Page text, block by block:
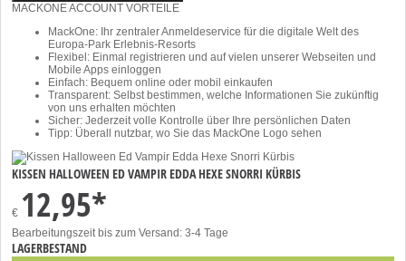
MACKONE ACCOUNT VORTEILE
MackOne: Ihr zentraler Anmeldeservice für die digitale Welt des
Europa-Park Erlebnis-Resorts
Flexibel: Einmal registrieren und auf vielen unserer Webseiten und
Mobile Apps einloggen
Einfach: Bequem online oder mobil einkaufen
Transparent: Selbst bestimmen, welche Informationen Sie zukünftig
von uns erhalten möchten
Sicher: Jederzeit volle Kontrolle über Ihre persönlichen Daten
Tipp: Überall nutzbar, wo Sie das MackOne Logo sehen
KISSEN HALLOWEEN ED VAMPIR EDDA HEXE SNORRI KÜRBIS
€ 12,95*
Bearbeitungszeit bis zum Versand: 3-4 Tage
LAGERBESTAND